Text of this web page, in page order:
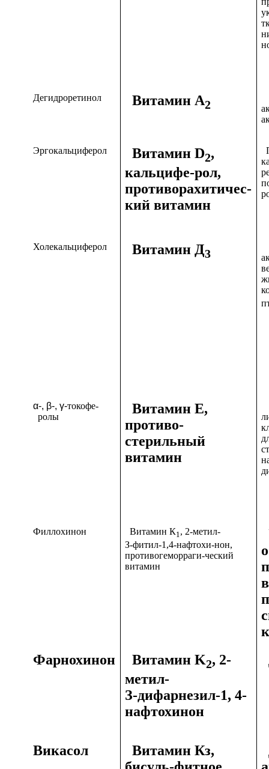
Дегидроретинол Витамин А2
Эргокальциферол Витамин D2,
кальцифе-рол,
противорахитичес-
кий витамин
Холекальциферол Витамин Д3
α-, β-, γ-токофе-
ролы
Витамин Е,
противо-
стерильный
витамин
Филлохинон Витамин К1, 2-метил-
З-фитил-1,4-нафтохи-нон,
противогеморраги-ческий
витамин
Фарнохинон
Витамин K2, 2-
метил-
З-дифарнезил-1, 4-
нафтохинон
Викасол
Витамин Кз,